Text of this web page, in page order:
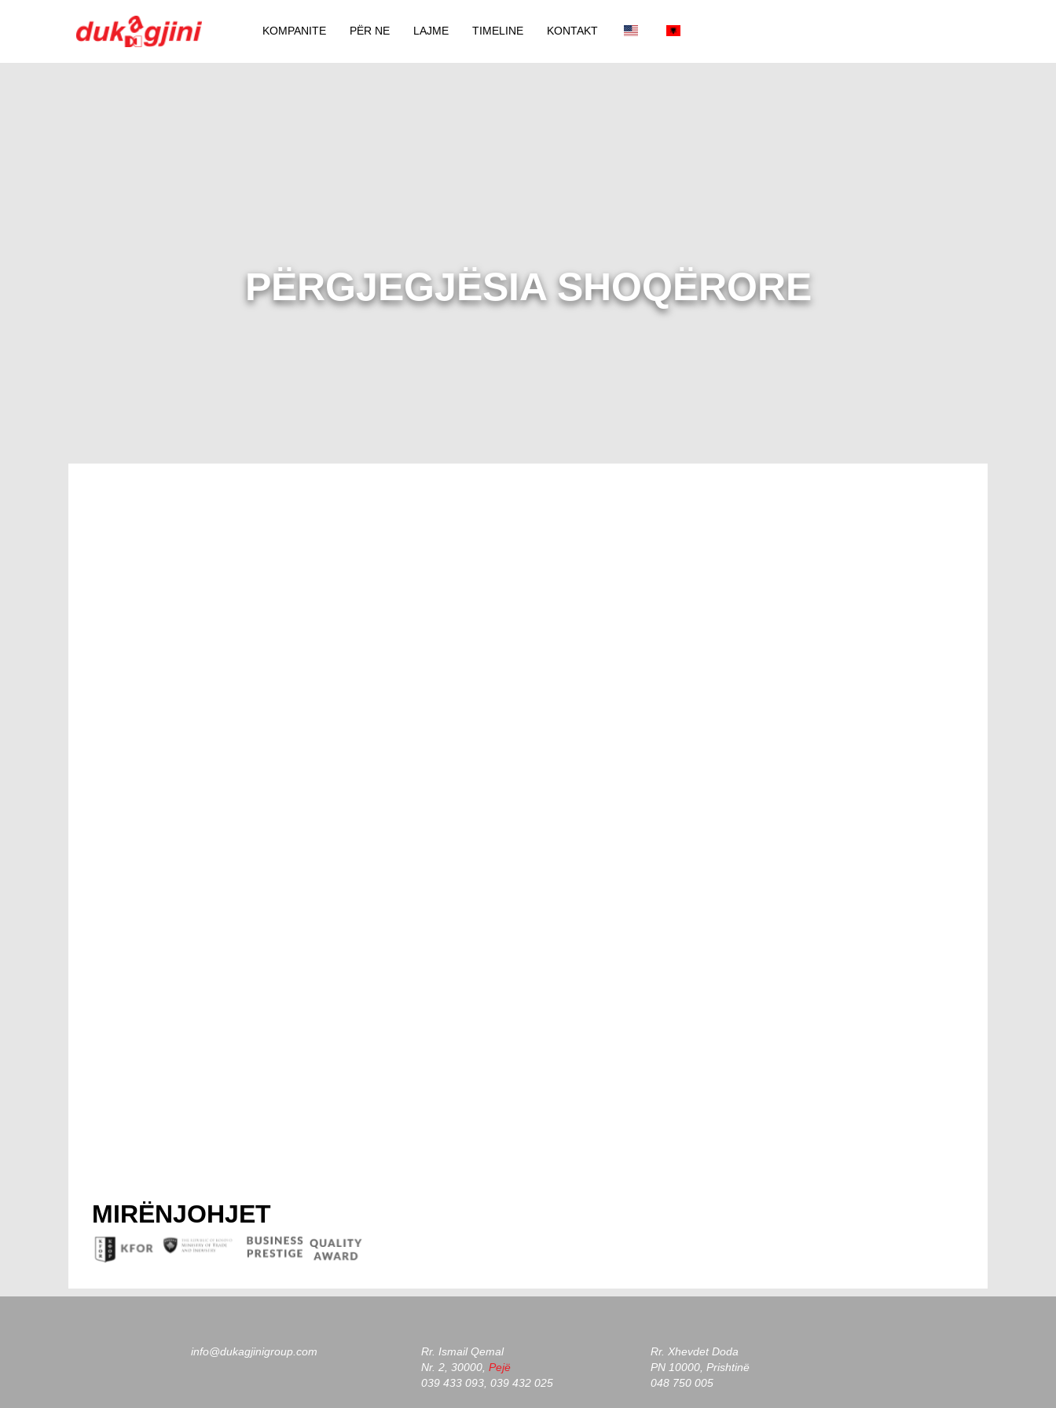
KOMPANITE PËR NE LAJME TIMELINE KONTAKT
PËRGJEGJËSIA SHOQËRORE
MIRËNJOHJET
info@dukagjinigroup.com
Rr. Ismail Qemal
Nr. 2, 30000, Pejë
039 433 093, 039 432 025
Rr. Xhevdet Doda
PN 10000, Prishtinë
048 750 005